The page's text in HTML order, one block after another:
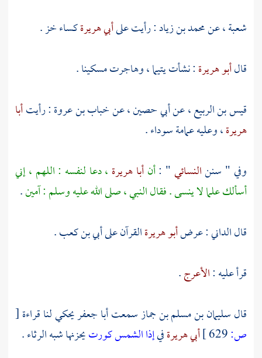
شعبة، عنمحمد بن زياد: رأيت علىأبي هريرةكساء خز .
قالأبو هريرة: نشأت يتيما ، وهاجرت مسكينا .
قيس بن الربيع، عنأبي حصين، عنخباب بن عروة: رأيتأبا
هريرة، وعليه عمامة سوداء .
وفي " سننالنسائي" :أنأبا هريرة ، دعا لنفسه : اللهم ، إني
أسألك علما لا ينسى . فقال النبي ، صلى الله عليه وسلم : آمين.
قالالداني: عرضأبو هريرةالقرآن علىأبي بن كعب.
قرأ عليه :الأعرج.
قالسليمان بن مسلم بن جمازسمعتأبا جعفريحكي لنا قراءة[
ص:
أبي هريرةفيإذا الشمس كورتيحزنها شبه الرثاء .